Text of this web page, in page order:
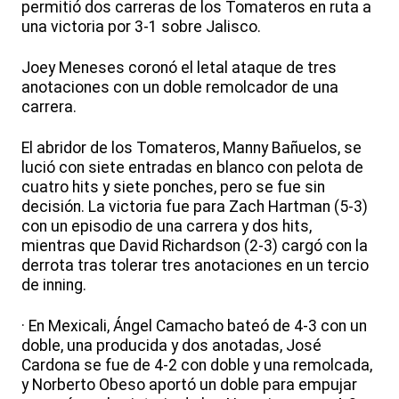
permitió dos carreras de los Tomateros en ruta a
una victoria por 3-1 sobre Jalisco.
Joey Meneses coronó el letal ataque de tres
anotaciones con un doble remolcador de una
carrera.
El abridor de los Tomateros, Manny Bañuelos, se
lució con siete entradas en blanco con pelota de
cuatro hits y siete ponches, pero se fue sin
decisión. La victoria fue para Zach Hartman (5-3)
con un episodio de una carrera y dos hits,
mientras que David Richardson (2-3) cargó con la
derrota tras tolerar tres anotaciones en un tercio
de inning.
· En Mexicali, Ángel Camacho bateó de 4-3 con un
doble, una producida y dos anotadas, José
Cardona se fue de 4-2 con doble y una remolcada,
y Norberto Obeso aportó un doble para empujar